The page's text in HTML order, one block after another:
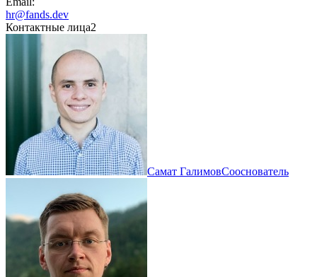
hr@fands.dev
Контактные лица2
Самат ГалимовСооснователь